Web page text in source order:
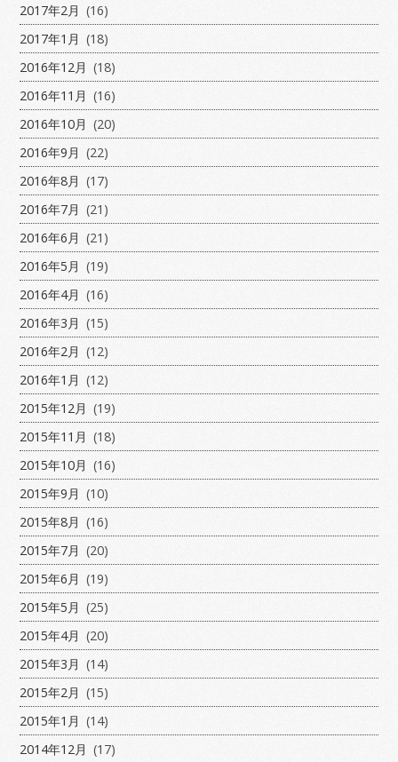
2017年2月 (16)
2017年1月 (18)
2016年12月 (18)
2016年11月 (16)
2016年10月 (20)
2016年9月 (22)
2016年8月 (17)
2016年7月 (21)
2016年6月 (21)
2016年5月 (19)
2016年4月 (16)
2016年3月 (15)
2016年2月 (12)
2016年1月 (12)
2015年12月 (19)
2015年11月 (18)
2015年10月 (16)
2015年9月 (10)
2015年8月 (16)
2015年7月 (20)
2015年6月 (19)
2015年5月 (25)
2015年4月 (20)
2015年3月 (14)
2015年2月 (15)
2015年1月 (14)
2014年12月 (17)